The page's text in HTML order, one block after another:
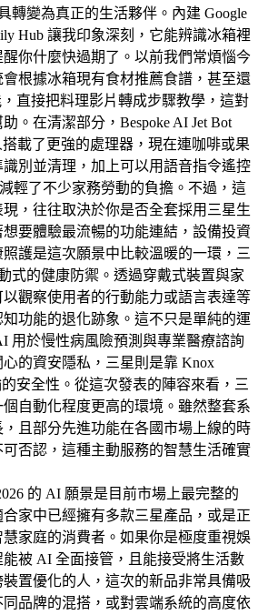
轉變為真正的生活夥伴。內建 Google
Hub 讓我印象深刻，它能辨識冰箱裡
你什麼快過期了。以前我們常煩惱今
根據冰箱現有食材推薦食譜，甚至還
，直接把料理影片轉成步驟教學，這對
。在清潔部分，Bespoke AI Jet Bot
搭載了更強的處理器，現在連咖啡或果
別並清理，加上可以用語音指令遙控
輕了不少家務勞動的負擔。不過，這
，往往取決於你是否全套採用三星生
要體驗最流暢的功能連結，設備投資
護是這次願景中比較溫暖的一環，三
式的健康防禦。透過穿戴式裝置與家
觀察使用者的行動能力或語言表達等
功能的退化跡象。這不只是單純的運
用於慢性病風險預測與專業醫療諮詢
的資安隱私，三星則是靠 Knox
安全性。從這次發表的陣容來看，三
自動化程度更高的環境。雖然整套系
且部分先進功能在各國市場上線的時
否認，這種主動服務的智慧生活確實
的 AI 願景是目前市場上最完整的
家中已經擁有多款三星產品，或是正
家庭的消費者。如果你是極度重視娛
被 AI 全面接管，且能接受將生活數
置優化的人，這次的新品非常具備吸
品牌的混搭，或對雲端系統的高度依